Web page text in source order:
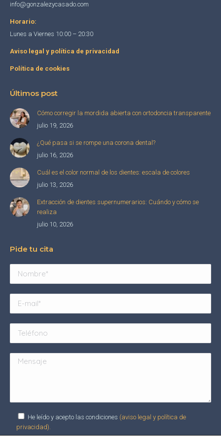
info@gonzalezycasado.com
Horario:
Lunes a Viernes 10:00 – 20:30
Aviso legal y política de privacidad
Política de cookies
Últimos post
Cómo corregir la mordida abierta con ortodoncia transparente
julio 19, 2026
¿Qué pasa si se rompe una corona dental?
julio 16, 2026
Cuál es el color normal de los dientes: escala de colores
julio 13, 2026
Extracción de dientes supernumerarios: Cuándo y cómo se
realiza
julio 10, 2026
Pide tu cita
He leído y acepto las condiciones (aviso legal y política de
privacidad).